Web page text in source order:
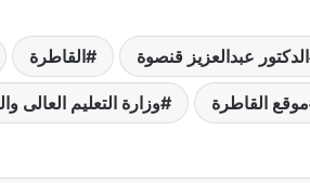
الدكتور عبدالعزيز قنصوة القاطرة
موقع القاطرة وزارة التعليم العالى